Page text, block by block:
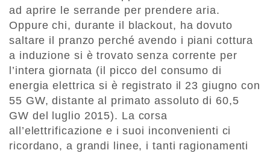
ad aprire le serrande per prendere aria.
Oppure chi, durante il blackout, ha dovuto
saltare il pranzo perché avendo i piani cottura
a induzione si è trovato senza corrente per
l’intera giornata (il picco del consumo di
energia elettrica si è registrato il 23 giugno con
55 GW, distante al primato assoluto di 60,5
GW del luglio 2015). La corsa
all’elettrificazione e i suoi inconvenienti ci
ricordano, a grandi linee, i tanti ragionamenti